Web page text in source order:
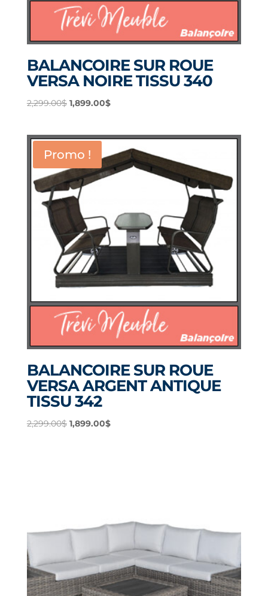
BALANCOIRE SUR ROUE
VERSA NOIRE TISSU 340
2,299.00$ Le
était :
2,299.00$.
1,899.00$Le
1,899.00$.
Promo !
BALANCOIRE SUR ROUE
VERSA ARGENT ANTIQUE
TISSU 342
2,299.00$ Le
1,899.00$Le